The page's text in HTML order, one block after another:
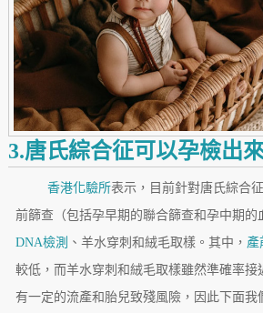
3.唐氏綜合征可以孕檢出
香港化驗所表示，目前針對唐氏綜合
前篩查（包括孕早期的聯合篩查和孕中期的
DNA檢測 、羊水穿刺和絨毛取樣。其中， 產
較低，而羊水穿刺和絨毛取樣雖然準確率接
有一定的流產和胎兒致殘風險，因此下面我